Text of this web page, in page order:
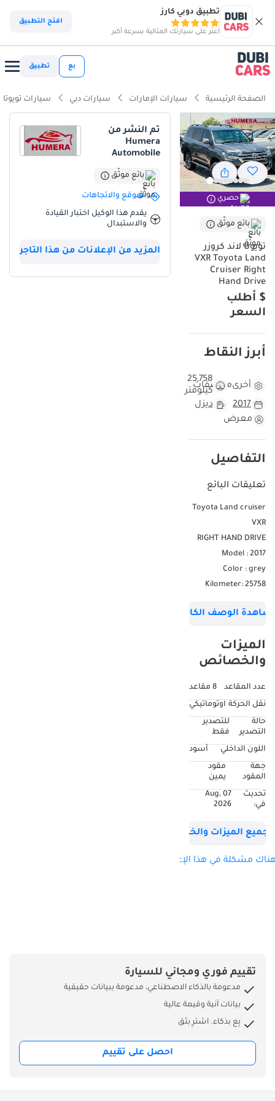
تطبيق دوبي كارز
اعثر على سيارتك المثالية بسرعة أكبر
افتح التطبيق
بع تطبيق
الصفحة الرئيسية سيارات الإمارات سيارات دبي سيارات تويوتا
حصري
بائع موثّق
تويوتا لاند كروزر
VXR Toyota Land
Cruiser Right
Hand Drive
$ أطلب
السعر
أبرز النقاط
أخرىمواصفات
25,758
كيلومتر
2017
ديزل
معرض
التفاصيل
تعليقات البائع
Toyota Land cruiser
VXR
RIGHT HAND DRIVE
Model : 2017
Color : grey
Kilometer: 25758
Right hand drive
Automatic
Seat : 5
leather. seats
Electric seats
condition
الوصف الكامل
الميزات
والخصائص
عدد المقاعد
8 مقاعد
نقل الحركة اوتوماتيكي
حالة
التصدير
للتصدير
فقط
اللون الداخلي
أسود
جهة
المقود
مقود
يمين
تحديث
في:
07 Aug,
2026
جميع الميزات والخصائص
مشكلة في هذا الإعلان؟
تم النشر من
Humera
Automobile
بائع موثّق
الموقع والاتجاهات
يقدم هذا الوكيل اختبار القيادة
والاستبدال
المزيد من الإعلانات من هذا التاجر
تقييم فوري ومجاني للسيارة
مدعومة بالذكاء الاصطناعي، مدعومة ببيانات حقيقية
بيانات آنية وقيمة عالية
بِع بذكاء. اشترِ بثق
احصل على تقييم